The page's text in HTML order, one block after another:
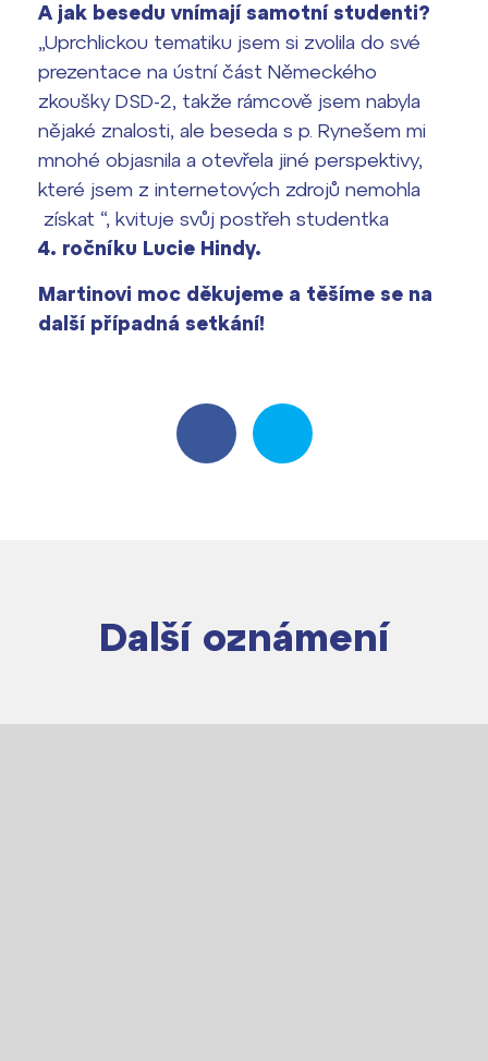
A jak besedu vnímají samotní studenti?
„Uprchlickou tematiku jsem si zvolila do své
prezentace na ústní část Německého
zkoušky DSD-2, takže rámcově jsem nabyla
nějaké znalosti, ale beseda s p. Rynešem mi
mnohé objasnila a otevřela jiné perspektivy,
které jsem z internetových zdrojů nemohla
získat “, kvituje svůj postřeh studentka
4. ročníku Lucie Hindy.
Martinovi moc děkujeme a těšíme se na
další případná setkání!
Další oznámení